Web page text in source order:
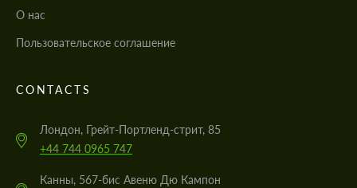
О нас
Пользовательское соглашение
CONTACTS
Лондон, Грейт-Портленд-стрит, 85
+44 744 0965 747
Канны, 567-бис Авеню Дю Кампон